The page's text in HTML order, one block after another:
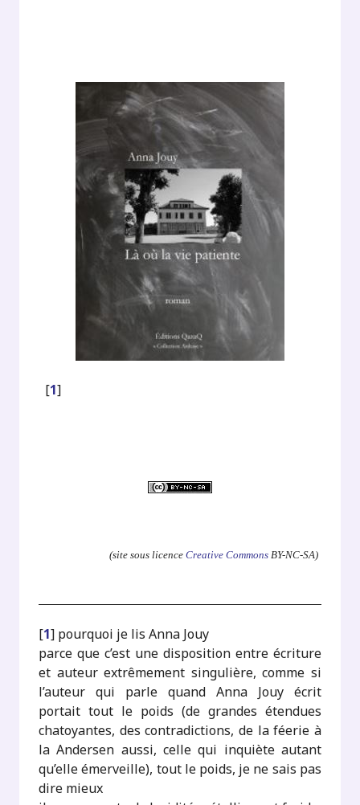
[1]
(site sous licence Creative CommonsBY-NC-SA)
[1] pourquoi je lis Anna Jouy
parce que c’est une disposition entre écriture
et auteur extrêmement singulière, comme si
l’auteur qui parle quand Anna Jouy écrit
portait tout le poids (de grandes étendues
chatoyantes, des contradictions, de la féerie à
la Andersen aussi, celle qui inquiète autant
qu’elle émerveille), tout le poids, je ne sais pas
dire mieux